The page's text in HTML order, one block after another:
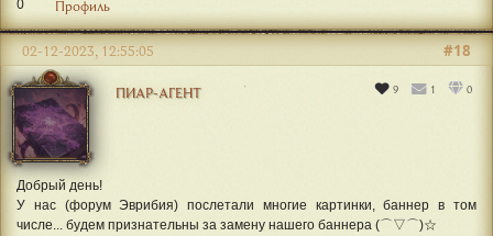
0 Профиль
ПИАР-АГЕНТ 9 1 0
#18
02-12-2023, 12:55:05
Добрый день!
У нас (форум Эврибия) послетали многие картинки, баннер в том
числе... будем признательны за замену нашего баннера (⌒▽⌒)☆